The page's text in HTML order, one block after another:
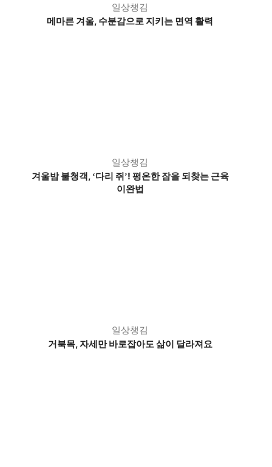
일상챙김
메마른 겨울, 수분감으로 지키는 면역 활력
일상챙김
겨울밤 불청객, ‘다리 쥐’! 평온한 잠을 되찾는 근육
이완법
일상챙김
거북목, 자세만 바로잡아도 삶이 달라져요